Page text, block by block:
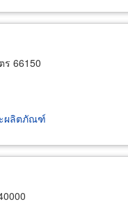
66150
ะผลิตภัณฑ์